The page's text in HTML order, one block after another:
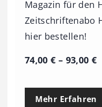
Magazin für den
Zeitschriftenabo
hier bestellen!
74,00€ – 93,00 €P
e
Mehr Erfahren